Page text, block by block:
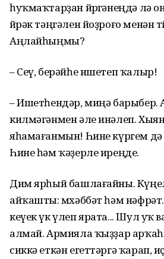
һуҡмаҡтарҙан йөрөгәнеңдә лә
йөрәк тәңгәлен йоҙроғо менән
Аңлайһыңмы?
– Сеү, берәйһе ишетеп ҡалыр!
– Ишетһендәр, миңә барыбер.
килмәгәнмен әле инәлеп.
яһамағанмын! Һине күргем
Һине һәм ҡәҙерле иреңде.
Дим ярһый башлағайны.
айҡашты: мөхәббәт һәм
кеүек үк үлеп ярата... Шул уҡ
алмай. Армияла ҡыҙҙар
сиккә еткән егеттәргә ҡарап,